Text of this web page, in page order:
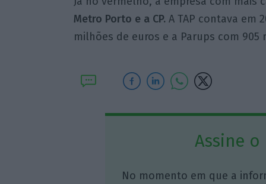
Metro Porto e a CP. A TAP contava em
milhões de euros e a Parups com 905
Assine o
No momento em que a